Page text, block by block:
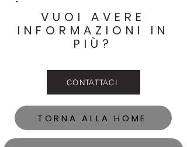
VUOI AVERE
INFORMAZIONI IN
PIÙ?
CONTATTACI
TORNA ALLA HOME